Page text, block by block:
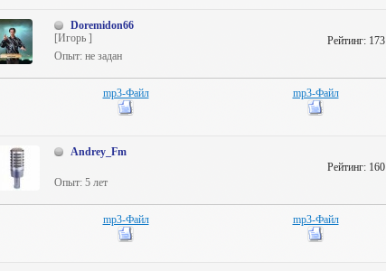
Doremidon66
[Игорь ]
Опыт: не задан
Рейтинг:173
mp3-Файл mp3-Файл
Andrey_Fm
Опыт: 5 лет
Рейтинг:160
mp3-Файл mp3-Файл